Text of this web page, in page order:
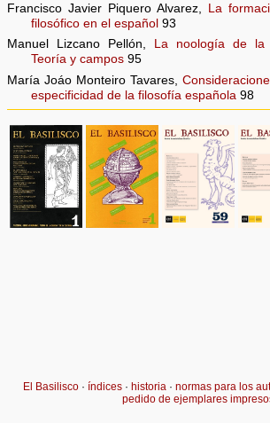
Francisco Javier Piquero Alvarez, La
filosófico en el español 93
Manuel Lizcano Pellón,
La noología de la
Teoría y campos 95
María Joáo Monteiro Tavares,
especificidad de la filosofía española 98
El Basilisco · índices · historia · normas para los
pedido de ejemplares